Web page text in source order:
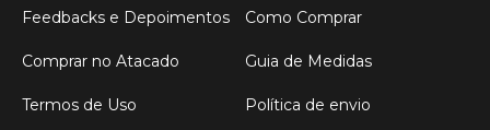
Feedbacks e Depoimentos Como Comprar
Comprar no Atacado Guia de Medidas
Termos de Uso Política de envio